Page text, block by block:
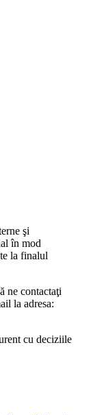
şi
în mod
la finalul
ne contactaţi
la adresa:
cu deciziile